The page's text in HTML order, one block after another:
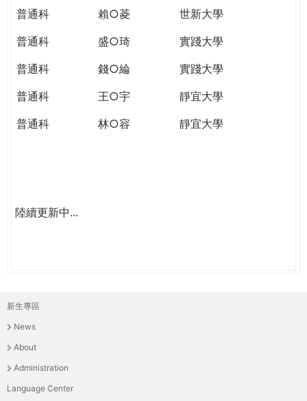
普通科
賴○菱
世新大學
普通科
盛○琦
實踐大學
普通科
錢○綸
實踐大學
普通科
王○宇
靜宜大學
普通科
林○容 靜宜大學
陸續更新中...
主
選
單
新生專區
News
About
Administration
Language Center